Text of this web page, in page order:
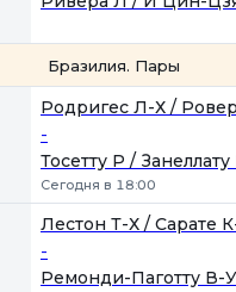
Бразилия. Пары
Родригес Л-Х /
-
Тосетту Р / Занеллату
Сегодня в 18:00
Лестон Т-Х / Сарате
-
Ремонди-Паготту